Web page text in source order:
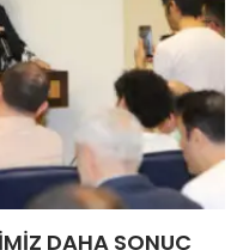
DAHA SONUÇ